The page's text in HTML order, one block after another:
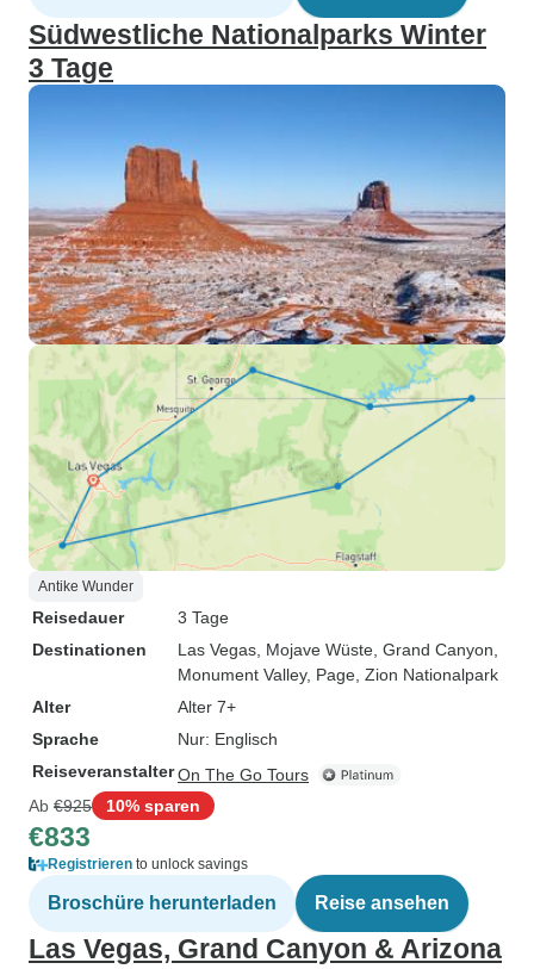
Südwestliche Nationalparks Winter
3 Tage
Antike Wunder
Reisedauer
3 Tage
Destinationen
Las Vegas , Mojave Wüste , Grand Canyon
Monument Valley, Page , Zion Nationalpark
Alter
Alter 7+
Sprache
Nur: Englisch
ReiseveranstalterOn The Go Tours
Ab €925 10% sparen
€833
Registrieren to unlock savings
Broschüre herunterladen Reise ansehen
Las Vegas, Grand Canyon & Arizona